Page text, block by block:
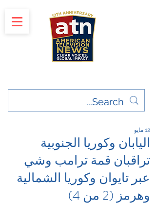
اليابان وكوريا الجنوبية
تراقبان قمة ترامب وشي
عبر تايوان وكوريا الشمالية
وهرمز (2 من 4)
12 مايو